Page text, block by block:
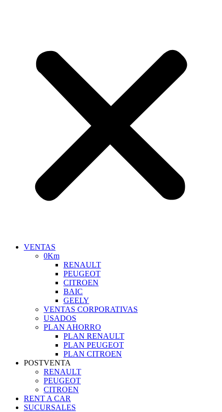
VENTAS
0Km
RENAULT
PEUGEOT
CITROEN
BAIC
GEELY
VENTAS CORPORATIVAS
USADOS
PLAN AHORRO
PLAN RENAULT
PLAN PEUGEOT
PLAN CITROEN
POSTVENTA
RENAULT
PEUGEOT
CITROEN
RENT A CAR
SUCURSALES